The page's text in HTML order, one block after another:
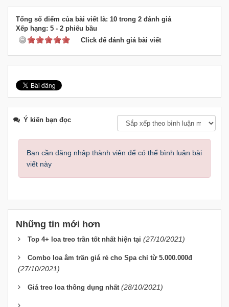
Tổng số điểm của bài viết là: 10 trong 2 đánh giá
Xếp hạng: 5 - 2 phiếu bầu
Click để đánh giá bài viết
Ý kiến bạn đọc
Bạn cần đăng nhập thành viên để có thể bình luận bài
viết này
Những tin mới hơn
Top 4+ loa treo trần tốt nhất hiện tại (27/10/2021)
Combo loa âm trần giá rẻ cho Spa chỉ từ 5.000.000đ
(27/10/2021)
Giá treo loa thông dụng nhất (28/10/2021)